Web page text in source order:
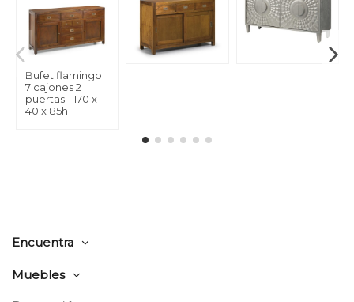
Bufet flamingo
7 cajones 2
puertas - 170 x
40 x 85h
Encuentra
Muebles